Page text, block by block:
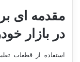
مقدمه ای
در بازار
استفاده از قطعات